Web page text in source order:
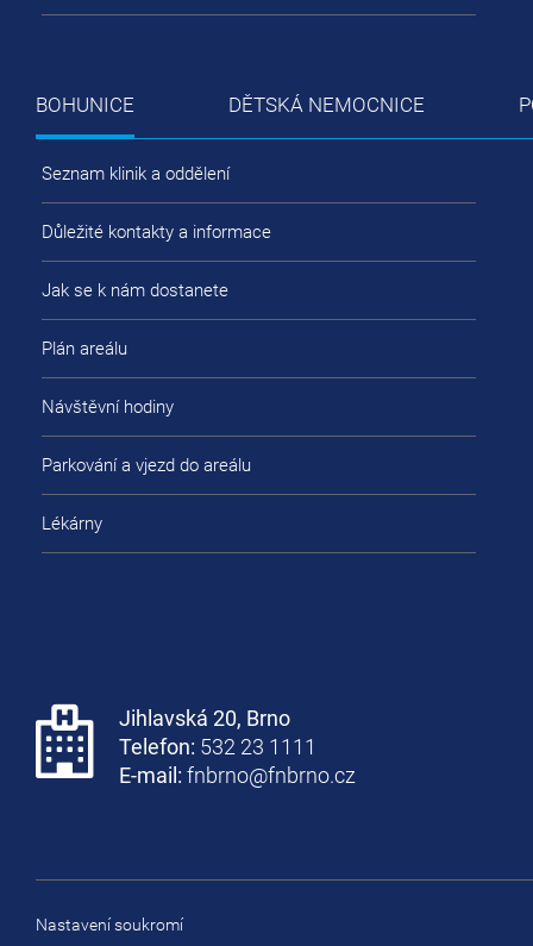
BOHUNICE DĚTSKÁ NEMOCNICE
Seznam klinik a oddělení
Důležité kontakty a informace
Jak se k nám dostanete
Plán areálu
Návštěvní hodiny
Parkování a vjezd do areálu
Lékárny
Jihlavská 20, Brno
Telefon: 532 23 1111
E-mail: fnbrno@fnbrno.cz
Nastavení soukromí